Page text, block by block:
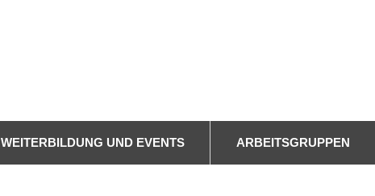
WEITERBILDUNG UND EVENTS ARBEITSGRUPPEN